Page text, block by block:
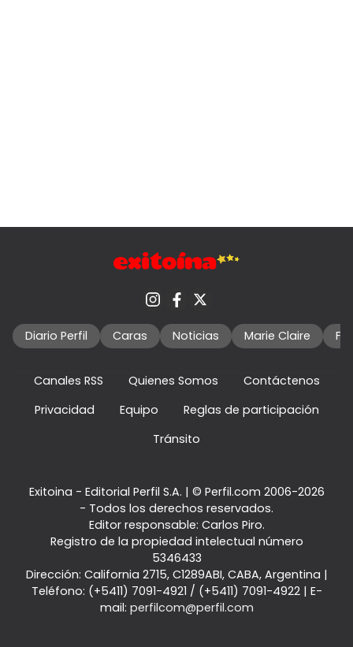
Diario Perfil Caras Noticias Marie Claire
Canales RSS Quienes Somos
Contáctenos
Privacidad
Equipo
Reglas de participación
Tránsito
Exitoina - Editorial Perfil S.A. | © Perfil.com 2006-2026
- Todos los derechos reservados.
Editor responsable: Carlos Piro.
Registro de la propiedad intelectual número
5346433
Dirección: California 2715, C1289ABI, CABA, Argentina |
Teléfono: (+5411) 7091-4921 / (+5411) 7091-4922| E-
mail: perfilcom@perfil.com